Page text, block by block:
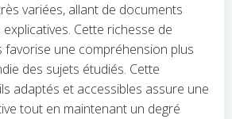
variées, allant de documents
Cette richesse de
favorise une compréhension plus
des sujets étudiés. Cette
adaptés et accessibles assure une
tout en maintenant un degré